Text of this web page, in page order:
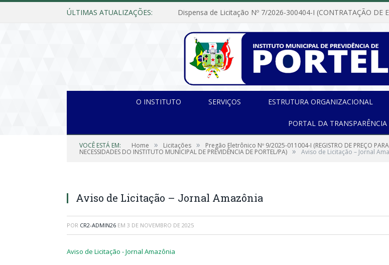
ÚLTIMAS ATUALIZAÇÕES:
O INSTITUTO SERVIÇOS ESTRUTURA ORGANIZACIONAL
PORTAL DA TRANSPARÊNCIA
VOCÊ ESTÁ EM: Home » Licitações » Pregão Eletrônico Nº 9/2025-011004-I (REGISTRO DE PREÇO
NECESSIDADES DO INSTITUTO MUNICIPAL DE PREVIDÊNCIA DE PORTEL/PA) » Aviso de Licitação – Jornal
Aviso de Licitação – Jornal Amazônia
POR CR2-ADMIN26 EM 3 DE NOVEMBRO DE 2025
Aviso de Licitação - Jornal Amazônia